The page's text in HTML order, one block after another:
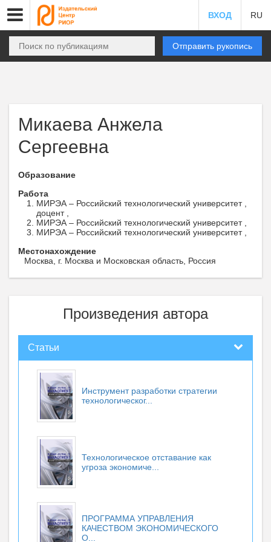
ВХОД RU
Отправить рукопись
Микаева Анжела
Сергеевна
Образование
Работа
МИРЭА – Российский технологический университет ,
доцент ,
МИРЭА – Российский технологический университет ,
МИРЭА – Российский технологический университет ,
Местонахождение
Москва, г. Москва и Московская область, Россия
Произведения автора
Статьи
Инструмент разработки стратегии
технологическог...
Технологическое отставание как
угроза экономиче...
ПРОГРАММА УПРАВЛЕНИЯ
КАЧЕСТВОМ ЭКОНОМИЧЕСКОГО
О...